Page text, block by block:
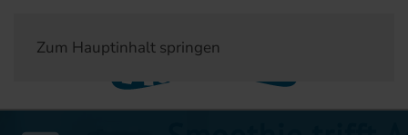
Zum Hauptinhalt springen